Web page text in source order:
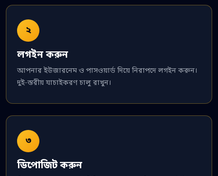
২
লগইন করুন
আপনার ইউজারনেম ও পাসওয়ার্ড দিয়ে নিরাপদে লগইন করুন।
দুই-স্তরীয় যাচাইকরণ চালু রাখুন।
৩
ডিপোজিট করুন